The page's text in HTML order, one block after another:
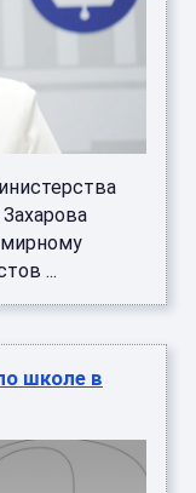
мирному
...
школе в